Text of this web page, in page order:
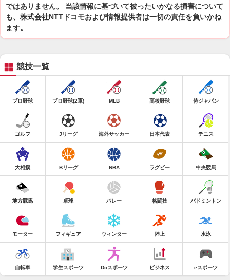
ではありません。 当該情報に基づいて被ったいかなる損害について
も、株式会社NTTドコモおよび情報提供者は一切の責任を負いかね
ます。
競技一覧
プロ野球 プロ野球(2軍) MLB 高校野球 侍ジャパン
ゴルフ Jリーグ 海外サッカー 日本代表 テニス
大相撲 Bリーグ NBA ラグビー 中央競馬
地方競馬 卓球 バレー 格闘技 バドミントン
モーター フィギュア ウィンター 陸上 水泳
自転車 学生スポーツ Doスポーツ ビジネス eスポーツ